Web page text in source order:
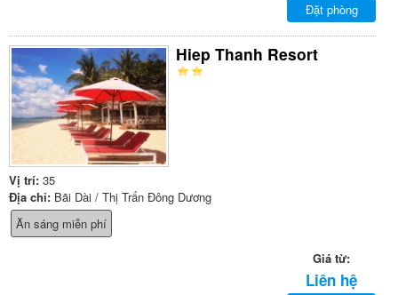
Đặt phòng
Hiep Thanh Resort
Vị trí: 35
Địa chỉ: Bãi Dài / Thị Trấn Đông Dương
Ăn sáng miễn phí
Giá từ:
Liên hệ